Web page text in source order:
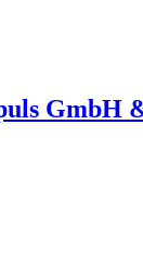
GmbH